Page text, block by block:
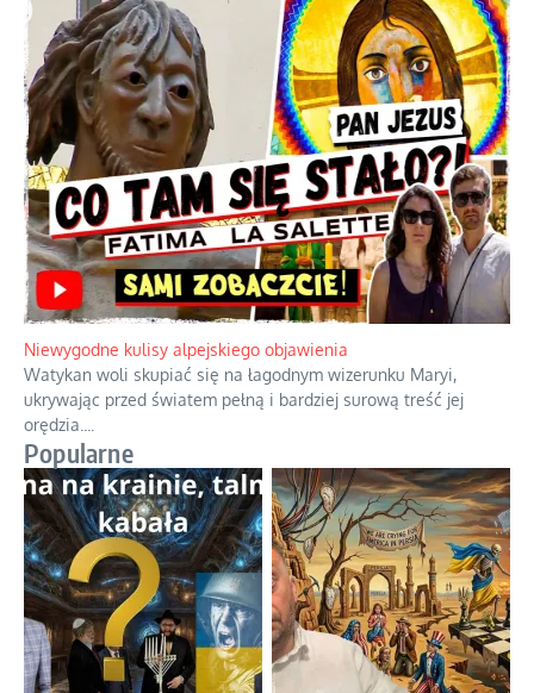
Niewygodne kulisy alpejskiego objawienia
Watykan woli skupiać się na łagodnym wizerunku Maryi,
ukrywając przed światem pełną i bardziej surową treść jej
orędzia.
Popularne